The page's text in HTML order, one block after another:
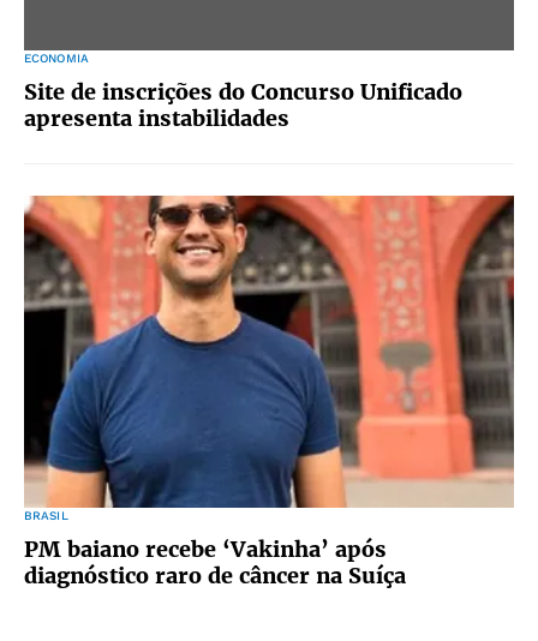
ECONOMIA
Site de inscrições do Concurso Unificado
apresenta instabilidades
BRASIL
PM baiano recebe ‘Vakinha’ após
diagnóstico raro de câncer na Suíça